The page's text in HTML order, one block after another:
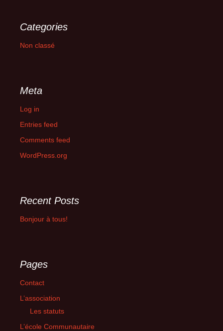
Categories
Non classé
Meta
Log in
Entries feed
Comments feed
WordPress.org
Recent Posts
Bonjour à tous!
Pages
Contact
L’association
Les statuts
L’école Communautaire